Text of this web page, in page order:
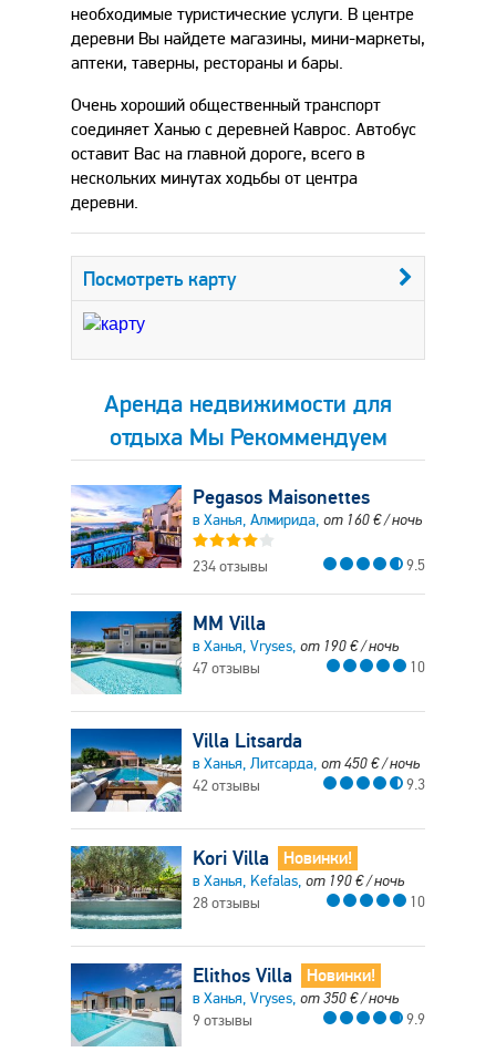
необходимые туристические услуги. В центре
деревни Вы найдете магазины, мини-маркеты,
аптеки, таверны, рестораны и бары.
Очень хороший общественный транспорт
соединяет Ханью с деревней Каврос. Автобус
оставит Вас на главной дороге, всего в
нескольких минутах ходьбы от центра
деревни.
Посмотреть карту
Аренда недвижимости для
отдыха Мы Рекоммендуем
Pegasos Maisonettes
в Ханья, Алмирида, от 160€/ ночь
234 отзывы 9.5
MM Villa
в Ханья, Vryses, от 190€/ ночь
47 отзывы
10
Villa Litsarda
в Ханья, Литсарда, от450€/ ночь
42 отзывы
9.3
Kori Villa Новинки!
в Ханья, Kefalas, от 190€/ ночь
28 отзывы
10
Elithos Villa Новинки!
в Ханья, Vryses, от350€/ ночь
9 отзывы
9.9